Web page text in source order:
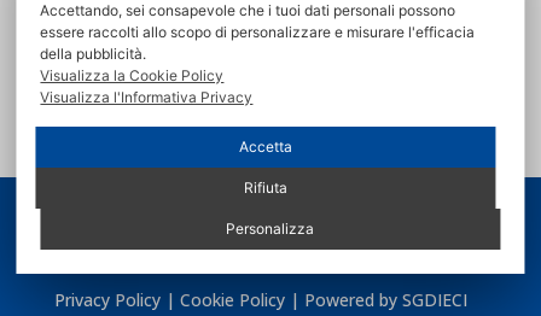
ISCRIVITI
Copyright 2026 COVER SRL - P.IVA 11223930014
Privacy Policy| Cookie Policy| Powered by SGDIECI
Accettando, sei consapevole che i tuoi dati personali possono
essere raccolti allo scopo di personalizzare e misurare l'efficacia
della pubblicità.
Visualizza la Cookie Policy
Visualizza l'Informativa Privacy
Accetta
Rifiuta
Personalizza